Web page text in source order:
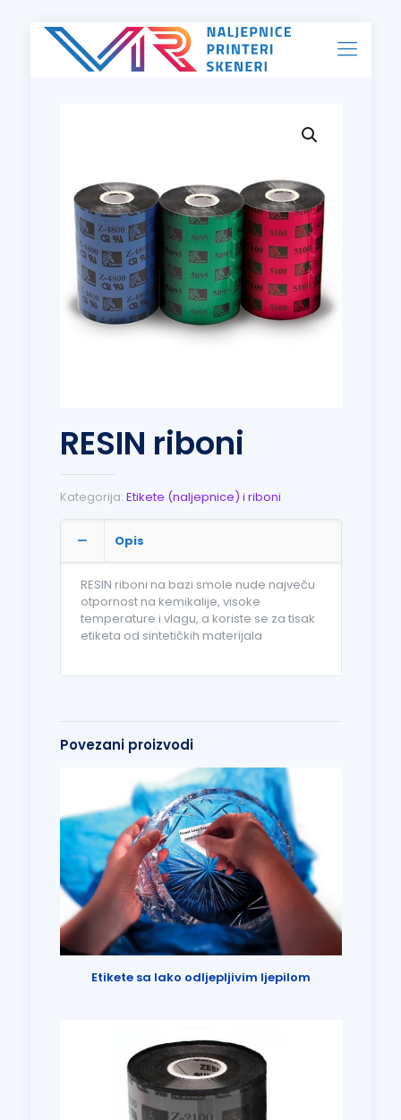
RESIN riboni
Kategorija: Etikete (naljepnice) i riboni
Opis
RESIN riboni na bazi smole nude največu
otpornost na kemikalije, visoke
temperature i vlagu, a koriste se za tisak
etiketa od sintetičkih materijala
Povezani proizvodi
Etikete sa lako odljepljivim ljepilom